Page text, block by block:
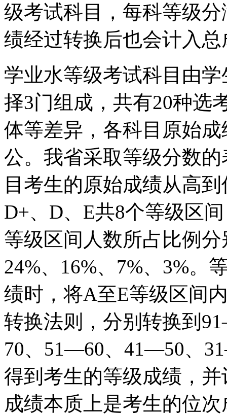
级考试科目，每科等级
绩经过转换后也会计入总
学业水等级考试科目由
择3门组成，共有20种选
体等差异，各科目原始
公。我省采取等级分数
目考生的原始成绩从高
D+、D、E共8个等级区
等级区间人数所占比例分
24%、16%、7%、3%。
绩时，将A至E等级区间
转换法则，分别转换到
70、51—60、41—50、
得到考生的等级成绩，
成绩本质上是考生的位